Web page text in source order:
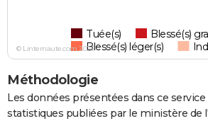
Tuée(s)
Blessé(s)
Blessé(s) léger(s)
© Linternaute.com 2026
Méthodologie
Les données présentées dans ce
statistiques publiées par le ministère de